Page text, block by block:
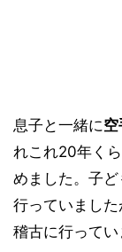
息子と一緒に空
れこれ20年く
めました。子
行っていまし
稽古に行ってい